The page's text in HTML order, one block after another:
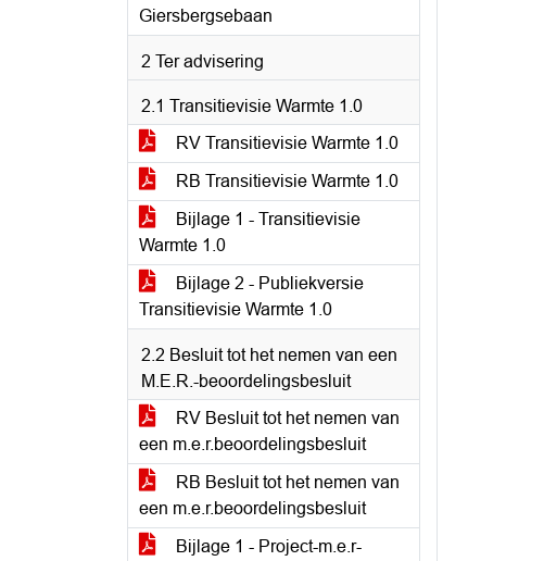
Giersbergsebaan
2 Ter advisering
2.1 Transitievisie Warmte 1.0
RV Transitievisie Warmte 1.0
RB Transitievisie Warmte 1.0
Bijlage 1 - Transitievisie
Warmte 1.0
Bijlage 2 - Publiekversie
Transitievisie Warmte 1.0
2.2 Besluit tot het nemen van een
M.E.R.-beoordelingsbesluit
RV Besluit tot het nemen van
een m.e.r.beoordelingsbesluit
RB Besluit tot het nemen van
een m.e.r.beoordelingsbesluit
Bijlage 1 - Project-m.e.r-